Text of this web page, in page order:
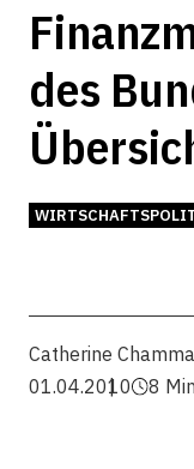
des
Catherine
01.04.2010
8